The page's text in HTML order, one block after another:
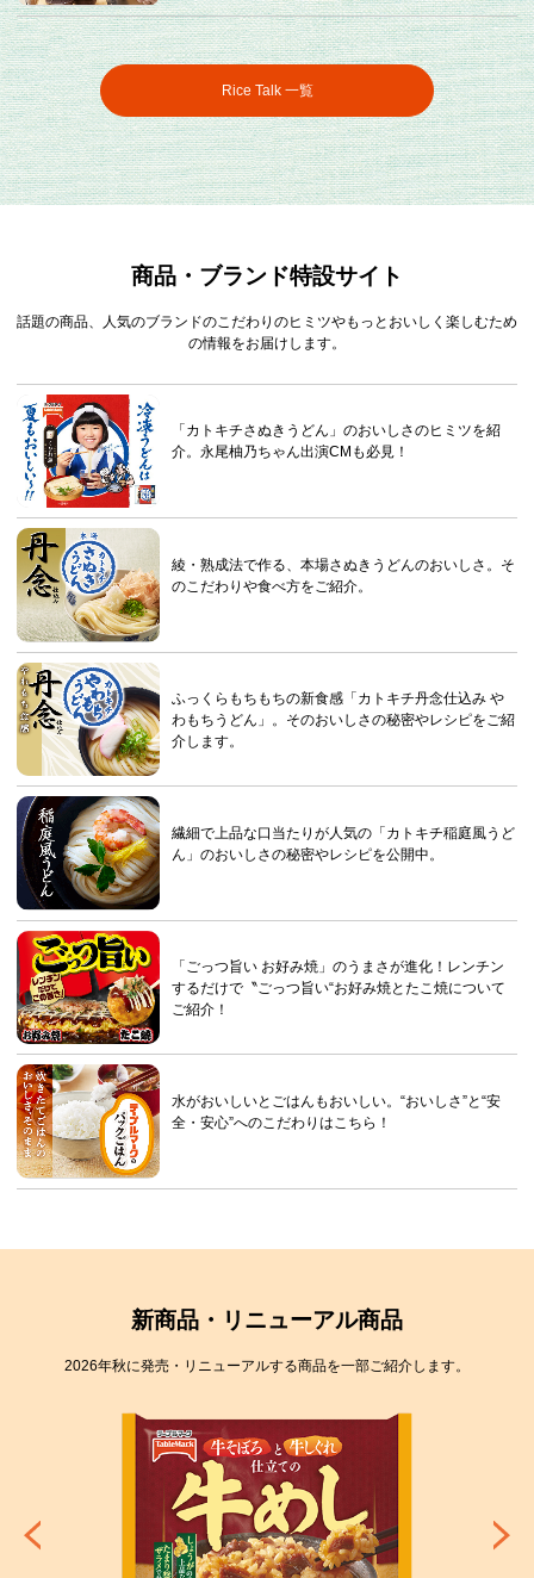
Rice Talk 一覧
商品・ブランド特設サイト
話題の商品、人気のブランドのこだわりのヒミツやもっとおいしく楽しむため
の情報をお届けします。
「カトキチさぬきうどん」のおいしさのヒミツを紹
介。永尾柚乃ちゃん出演CMも必見！
綾・熟成法で作る、本場さぬきうどんのおいしさ。そ
のこだわりや食べ方をご紹介。
ふっくらもちもちの新食感「カトキチ丹念仕込み や
わもちうどん」。そのおいしさの秘密やレシピをご紹
介します。
繊細で上品な口当たりが人気の「カトキチ稲庭風うど
ん」のおいしさの秘密やレシピを公開中。
「ごっつ旨い お好み焼」のうまさが進化！レンチン
するだけで〝ごっつ旨い“お好み焼とたこ焼について
ご紹介！
水がおいしいとごはんもおいしい。“おいしさ”と“安
全・安心”へのこだわりはこちら！
新商品・リニューアル商品
2026年秋に発売・リニューアルする商品を一部ご紹介します。